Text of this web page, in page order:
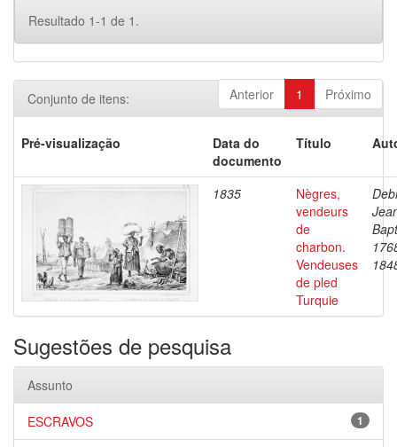
Resultado 1-1 de 1.
Anterior 1 Próximo
Conjunto de itens:
Pré-visualização
Data do
documento
Título
1835
Nègres,
vendeurs
de
charbon.
Vendeuses
de pled
Turquie
Sugestões de pesquisa
Assunto
1
ESCRAVOS